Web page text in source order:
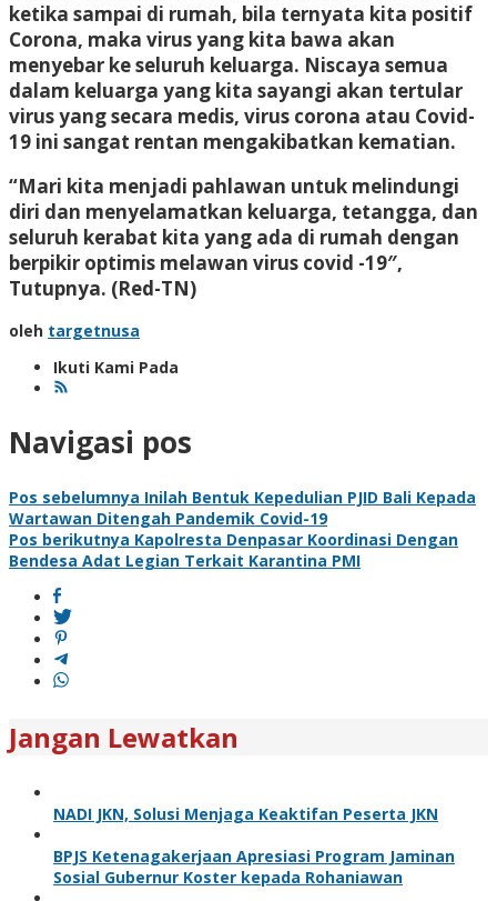
ketika sampai di rumah, bila ternyata kita positif
Corona, maka virus yang kita bawa akan
menyebar ke seluruh keluarga. Niscaya semua
dalam keluarga yang kita sayangi akan tertular
virus yang secara medis, virus corona atau Covid-
19 ini sangat rentan mengakibatkan kematian.
“Mari kita menjadi pahlawan untuk melindungi
diri dan menyelamatkan keluarga, tetangga, dan
seluruh kerabat kita yang ada di rumah dengan
berpikir optimis melawan virus covid -19″,
Tutupnya. (Red-TN)
oleh targetnusa
Ikuti Kami Pada
Navigasi pos
Pos sebelumnya Inilah Bentuk Kepedulian PJID Bali Kepada
Wartawan Ditengah Pandemik Covid-19
Pos berikutnya Kapolresta Denpasar Koordinasi Dengan
Bendesa Adat Legian Terkait Karantina PMI
Jangan Lewatkan
NADI JKN, Solusi Menjaga Keaktifan Peserta JKN
BPJS Ketenagakerjaan Apresiasi Program Jaminan
Sosial Gubernur Koster kepada Rohaniawan